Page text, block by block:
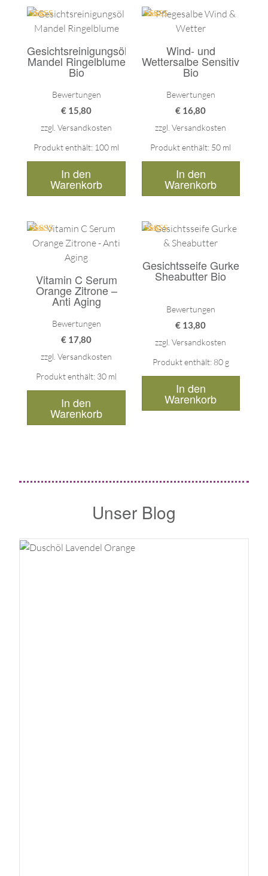
Gesichtsreinigungsöl
Mandel Ringelblume
Bio
Bewertet mit
5.00
Bewertungen
€ 15,80
zzgl.Versandkosten
Produkt enthält: 100 ml
In den
Warenkorb
Wind- und
Wettersalbe Sensitiv
Bio
Bewertet mit
Bewertungen
€ 16,80
zzgl.Versandkosten
Produkt enthält: 50 ml
In den
Warenkorb
Vitamin C Serum
Orange Zitrone –
Anti Aging
Bewertet mit
5.00
Bewertungen
€ 17,80
zzgl.Versandkosten
Produkt enthält: 30 ml
In den
Warenkorb
Gesichtsseife Gurke
Sheabutter Bio
Bewertet mit
5.00
Bewertungen
€ 13,80
zzgl.Versandkosten
Produkt enthält: 80 g
In den
Warenkorb
Unser Blog